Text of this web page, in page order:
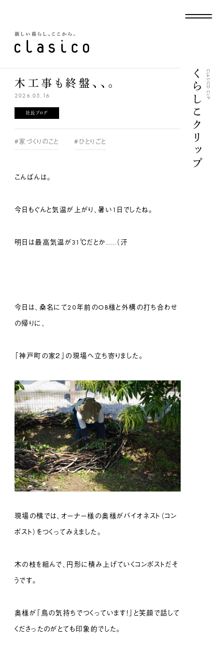
くらしこクリップCLASICO CLIP
木工事も終盤、、。
2026.05.16
社長ブログ
#家づくりのこと #ひとりごと
こんばんは。
今日もぐんと気温が上がり、暑い1日でしたね。
明日は最高気温が31℃だとか……（汗
今日は、桑名にて20年前のOB様と外構の打ち合わせ
の帰りに、
「神戸町の家２」の現場へ立ち寄りました。
現場の横では、オーナー様の奥様がバイオネスト（コン
ポスト）をつくってみえました。
木の枝を組んで、円形に積み上げていくコンポストだそ
うです。
奥様が「鳥の気持ちでつくっています！」と笑顔で話して
くださったのがとても印象的でした。